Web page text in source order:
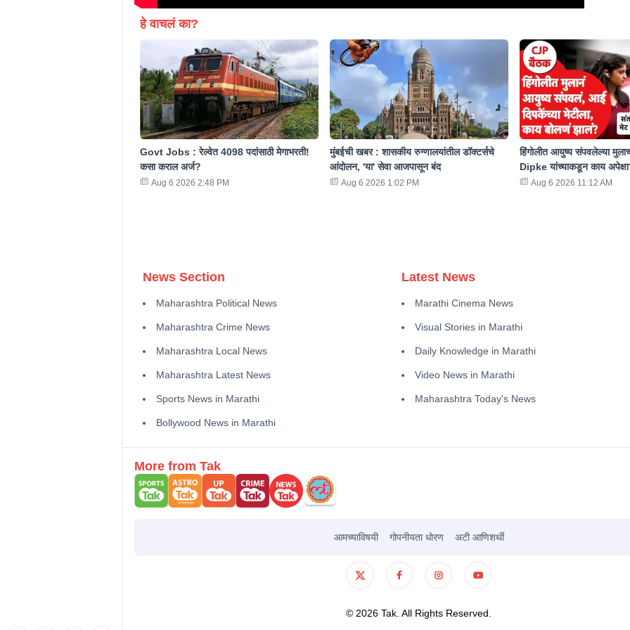
हे वाचलं का?
Govt Jobs : रेल्वेत 4098 पदांसाठी मेगाभरती!
कसा कराल अर्ज?
Aug 6 2026 2:48 PM
मुंबईची खबर : शासकीय रुग्णालयांतील डॉक्टर्सचे
आंदोलन, 'या' सेवा आजपासून बंद
Aug 6 2026 1:02 PM
हिंगोलीत आयुष्य संपवलेल्या
Dipke यांच्याकडून काय
Aug 6 2026 11:12 AM
News Section
Maharashtra Political News
Maharashtra Crime News
Maharashtra Local News
Maharashtra Latest News
Sports News in Marathi
Bollywood News in Marathi
Latest News
Marathi Cinema News
Visual Stories in Marathi
Daily Knowledge in Marathi
Video News in Marathi
Maharashtra Today's News
More from Tak
आमच्याविषयी गोपनीयता धोरण अटी आणिशर्थी
©2026 Tak. All Rights Reserved.